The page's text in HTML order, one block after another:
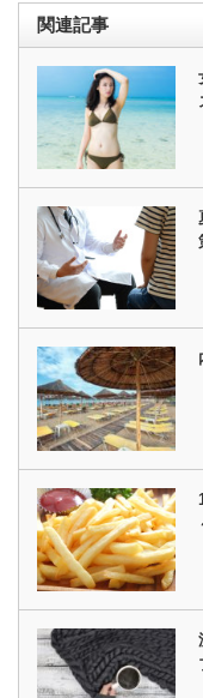
関連記事